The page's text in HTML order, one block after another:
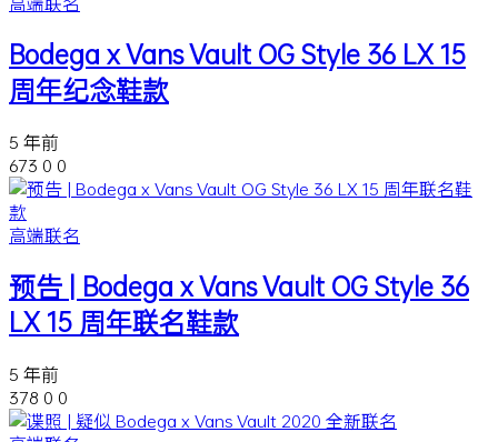
Bodega x Vans Vault OG Style 36 LX 15
周年纪念鞋款
5 年前
673 0 0
高端联名
预告 | Bodega x Vans Vault OG Style 36
LX 15 周年联名鞋款
5 年前
378 0 0